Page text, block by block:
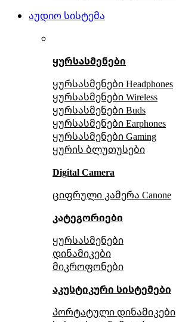
აუდიო სისტემა
ყურსასმენები
ყურსასმენები Headphones
ყურსასმენები Wireless
ყურსასმენები Buds
ყურსასმენები Earphones
ყურსასმენები Gaming
ყურის ბლუთუსები
Digital Camera
ციფრული კამერა Сanone
კატეგორიები
ყურსასმენები
დინამიკები
მიკროფონები
აკუსტიკური სისტემები
პორტატული დინამიკები